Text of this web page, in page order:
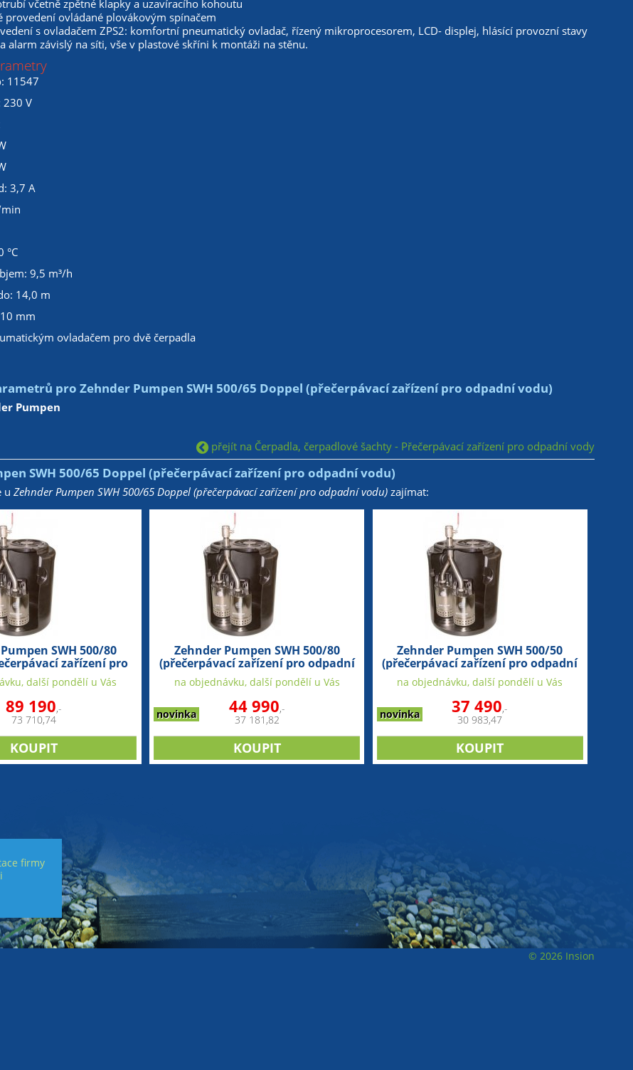
včetně zpětné klapky a uzavíracího kohoutu
provedení ovládané plovákovým spínačem
s ovladačem ZPS2: komfortní pneumatický ovladač, řízený mikroprocesorem, LCD- displej, hlásící provozní stavy
alarm závislý na síti, vše v plastové skříni k montáži na stěnu.
11547
230 V
3,7 A
°C
9,5 m³/h
14,0 m
mm
ovladačem pro dvě čerpadla
pro Zehnder Pumpen SWH 500/65 Doppel (přečerpávací zařízení pro odpadní vodu)
Pumpen
přejít na Čerpadla, čerpadlové šachty - Přečerpávací zařízení pro odpadní vody
SWH 500/65 Doppel (přečerpávací zařízení pro odpadní vodu)
u Zehnder Pumpen SWH 500/65 Doppel (přečerpávací zařízení pro odpadní vodu)zajímat:
SWH 500/80
zařízení pro
odpadní vodu)
další pondělí u Vás
89 190,-
73 710,74
Zehnder Pumpen SWH 500/80
(přečerpávací zařízení pro odpadní
vodu)
novinka
na objednávku, další pondělí u Vás
44 990,-
37 181,82
Zehnder Pumpen SWH 500/50
(přečerpávací zařízení pro odpadní
vodu)
novinka
na objednávku, další pondělí u Vás
37 490,-
30 983,47
firmy
© 2026 Insion